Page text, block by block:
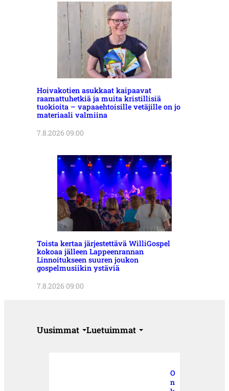
Hoivakotien asukkaat kaipaavat
raamattuhetkiä ja muita kristillisiä
tuokioita – vapaaehtoisille vetäjille on jo
materiaali valmiina
7.8.2026 09:00
Toista kertaa järjestettävä WilliGospel
kokoaa jälleen Lappeenrannan
Linnoitukseen suuren joukon
gospelmusiikin ystäviä
7.8.2026 09:00
Uusimmat Luetuimmat
O
n